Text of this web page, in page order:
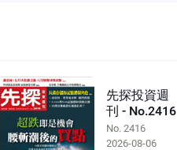
先探投資週
刊 - No.2416
No. 2416
2026-08-06